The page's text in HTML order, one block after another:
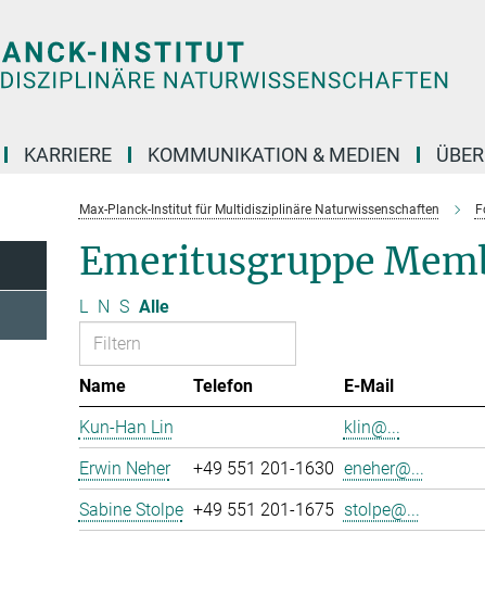
KARRIERE KOMMUNIKATION & MEDIEN
Max-Planck-Institut für Multidisziplinäre Naturwissenschaften
Emeritusgruppe
L N S Alle
Name Telefon
E-Mail
Kun-Han Lin
klin@...
Erwin Neher
+49 551 201-1630 eneher@...
Sabine Stolpe +49 551 201-1675 stolpe@...